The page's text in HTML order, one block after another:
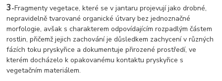
3-Fragmenty vegetace, které se v jantaru projevují jako drobné,
nepravidelně tvarované organické útvary bez jednoznačné
morfologie, avšak s charakterem odpovídajícím rozpadlým částem
rostlin, přičemž jejich zachování je důsledkem zachycení v různých
fázích toku pryskyřice a dokumentuje přirozené prostředí, ve
kterém docházelo k opakovanému kontaktu pryskyřice s
vegetačním materiálem.